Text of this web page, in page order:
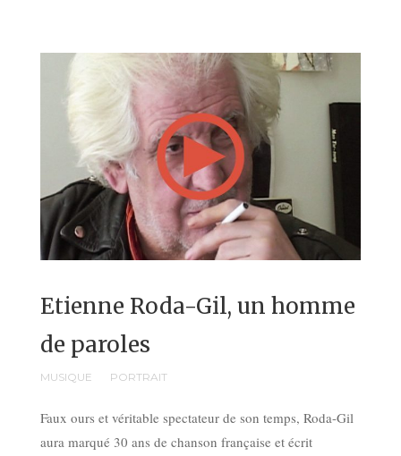
Etienne Roda-Gil, un homme
de paroles
MUSIQUE PORTRAIT
Faux ours et véritable spectateur de son temps, Roda-Gil
aura marqué 30 ans de chanson française et écrit